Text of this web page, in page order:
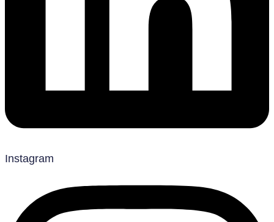
Instagram